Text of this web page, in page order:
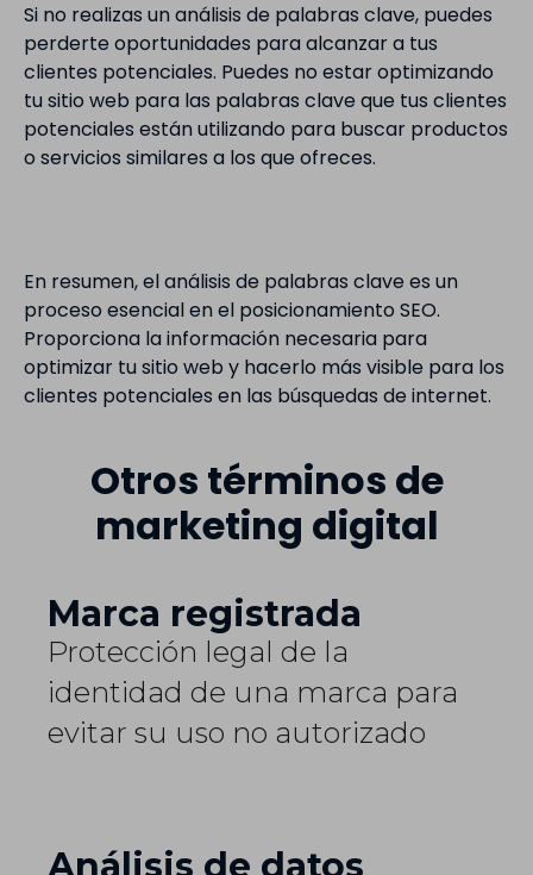
Si no realizas un análisis de palabras clave, puedes
perderte oportunidades para alcanzar a tus
clientes potenciales. Puedes no estar optimizando
tu sitio web para las palabras clave que tus clientes
potenciales están utilizando para buscar productos
o servicios similares a los que ofreces.
En resumen, el análisis de palabras clave es un
proceso esencial en el posicionamiento SEO.
Proporciona la información necesaria para
optimizar tu sitio web y hacerlo más visible para los
clientes potenciales en las búsquedas de internet.
Otros términos de
marketing digital
Marca registrada
Protección legal de la
identidad de una marca para
evitar su uso no autorizado
Análisis de datos